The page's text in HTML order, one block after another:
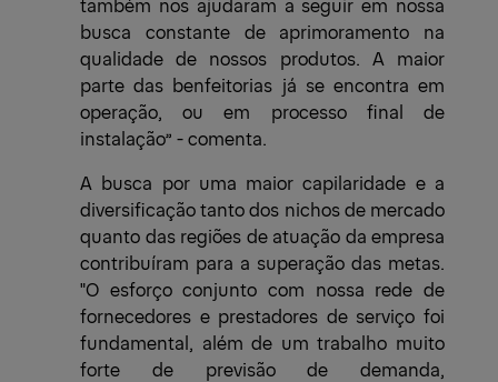
busca constante de aprimoramento na
qualidade de nossos produtos. A maior
parte das benfeitorias já se encontra em
operação, ou em processo final de
instalação” - comenta.
A busca por uma maior capilaridade e a
diversificação tanto dos nichos de mercado
quanto das regiões de atuação da empresa
contribuíram para a superação das metas.
"O esforço conjunto com nossa rede de
fornecedores e prestadores de serviço foi
fundamental, além de um trabalho muito
forte de previsão de demanda,